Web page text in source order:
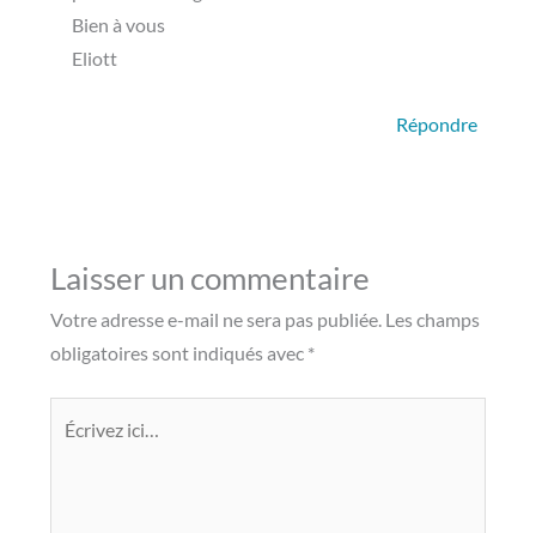
Bien à vous
Eliott
Répondre
Laisser un commentaire
Votre adresse e-mail ne sera pas publiée. Les champs
obligatoires sont indiqués avec *